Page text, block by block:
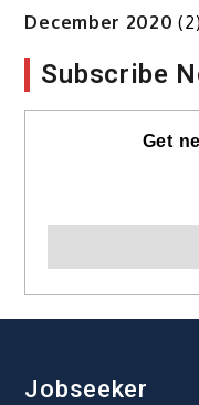
December 2020 (2)
Subscribe
Get
Jobseeker